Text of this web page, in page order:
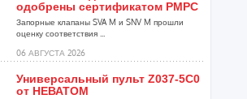
одобрены сертификатом РМРС
Запорные клапаны SVA M и SNV M прошли
оценку соответствия ...
06 АВГУСТА 2026
Универсальный пульт Z037-5C0
от НЕВАТОМ